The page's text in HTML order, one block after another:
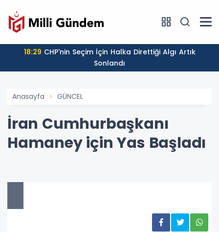
18:29
Sonlandı
Anasayfa GÜNCEL
İran Cumhurbaşkanı
Hamaney için Yas Başladı